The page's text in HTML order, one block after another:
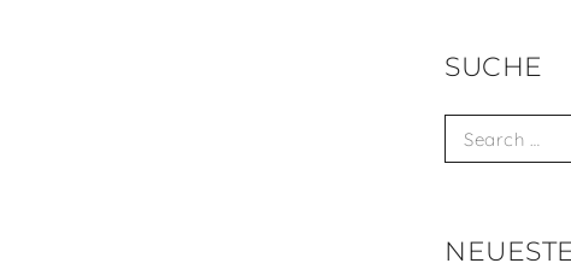
SUCHE
Search
for: